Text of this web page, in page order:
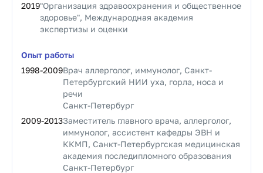
2019"Организация здравоохранения и общественное
здоровье", Международная академия
экспертизы и оценки
Опыт работы
1998-2009Врач аллерголог, иммунолог, Санкт-
Петербургский НИИ уха, горла, носа и
речи
Санкт-Петербург
2009-2013Заместитель главного врача, аллерголог,
иммунолог, ассистент кафедры ЭВН и
ККМП, Санкт-Петербургская медицинская
академия последипломного образования
Санкт-Петербург